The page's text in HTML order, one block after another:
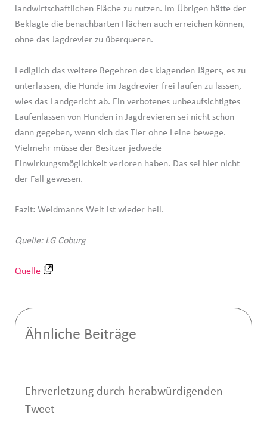
landwirtschaftlichen Fläche zu nutzen. Im Übrigen hätte der
Beklagte die benachbarten Flächen auch erreichen können,
ohne das Jagdrevier zu überqueren.
Lediglich das weitere Begehren des klagenden Jägers, es zu
unterlassen, die Hunde im Jagdrevier frei laufen zu lassen,
wies das Landgericht ab. Ein verbotenes unbeaufsichtigtes
Laufenlassen von Hunden in Jagdrevieren sei nicht schon
dann gegeben, wenn sich das Tier ohne Leine bewege.
Vielmehr müsse der Besitzer jedwede
Einwirkungsmöglichkeit verloren haben. Das sei hier nicht
der Fall gewesen.
Fazit: Weidmanns Welt ist wieder heil.
Quelle: LG Coburg
Quelle
Ähnliche Beiträge
Ehrverletzung durch herabwürdigenden
Tweet